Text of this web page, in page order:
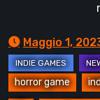
Maggio 1,
horror game